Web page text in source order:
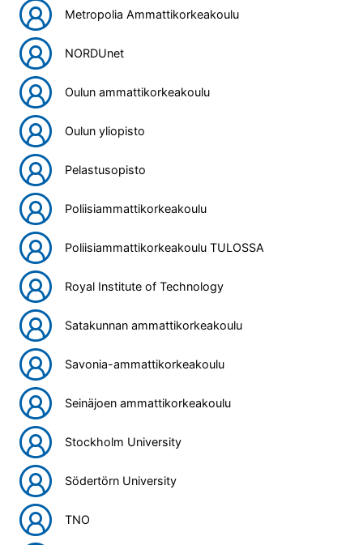
Metropolia Ammattikorkeakoulu
NORDUnet
Oulun ammattikorkeakoulu
Oulun yliopisto
Pelastusopisto
Poliisiammattikorkeakoulu
Poliisiammattikorkeakoulu TULOSSA
Royal Institute of Technology
Satakunnan ammattikorkeakoulu
Savonia-ammattikorkeakoulu
Seinäjoen ammattikorkeakoulu
Stockholm University
Södertörn University
TNO